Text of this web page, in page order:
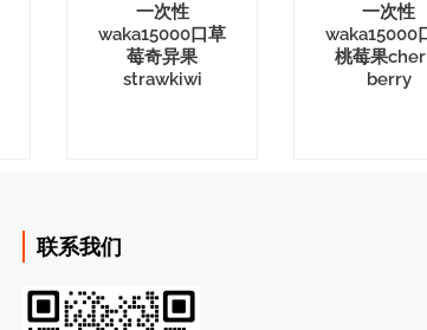
一次性
waka15000口草
莓奇异果
strawkiwi
一次性
waka15000
桃莓果
berry
联系我们